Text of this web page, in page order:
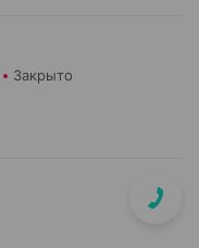
Закрыто